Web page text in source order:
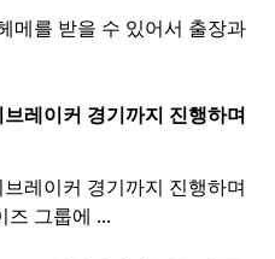
메를 받을 수 있어서 출장과
브레이커 경기까지 진행하며
레이커 경기까지 진행하며
즈 그룹에 ...